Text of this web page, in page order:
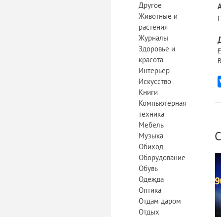
Другое
Животные и
растения
Журналы
Здоровье и
красота
Интерьер
Искусство
Книги
Компьютерная
техника
Мебель
Музыка
Обиход
Оборудование
Обувь
Одежда
Оптика
Отдам даром
Отдых